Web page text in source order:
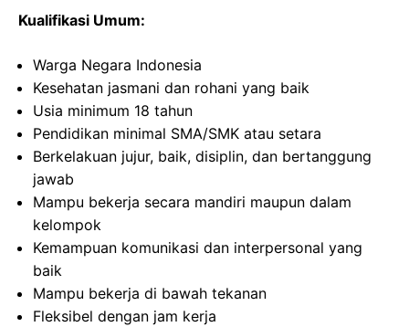
Kualifikasi Umum:
Warga Negara Indonesia
Kesehatan jasmani dan rohani yang baik
Usia minimum 18 tahun
Pendidikan minimal SMA/SMK atau setara
Berkelakuan jujur, baik, disiplin, dan bertanggung
jawab
Mampu bekerja secara mandiri maupun dalam
kelompok
Kemampuan komunikasi dan interpersonal yang
baik
Mampu bekerja di bawah tekanan
Fleksibel dengan jam kerja